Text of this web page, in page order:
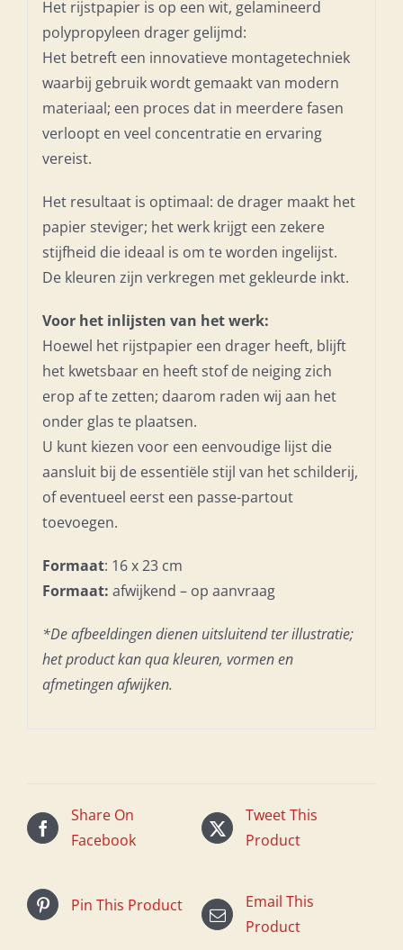
Het rijstpapier is op een wit, gelamineerd
polypropyleen drager gelijmd:
Het betreft een innovatieve montagetechniek
waarbij gebruik wordt gemaakt van modern
materiaal; een proces dat in meerdere fasen
verloopt en veel concentratie en ervaring
vereist.
Het resultaat is optimaal: de drager maakt het
papier steviger; het werk krijgt een zekere
stijfheid die ideaal is om te worden ingelijst.
De kleuren zijn verkregen met gekleurde inkt.
Voor het inlijsten van het werk:
Hoewel het rijstpapier een drager heeft, blijft
het kwetsbaar en heeft stof de neiging zich
erop af te zetten; daarom raden wij aan het
onder glas te plaatsen.
U kunt kiezen voor een eenvoudige lijst die
aansluit bij de essentiële stijl van het schilderij,
of eventueel eerst een passe-partout
toevoegen.
Formaat: 16 x 23 cm
Formaat: afwijkend – op aanvraag
*De afbeeldingen dienen uitsluitend ter illustratie;
het product kan qua kleuren, vormen en
afmetingen afwijken.
Share On
Facebook
Tweet This
Product
Pin This Product
Email This
Product